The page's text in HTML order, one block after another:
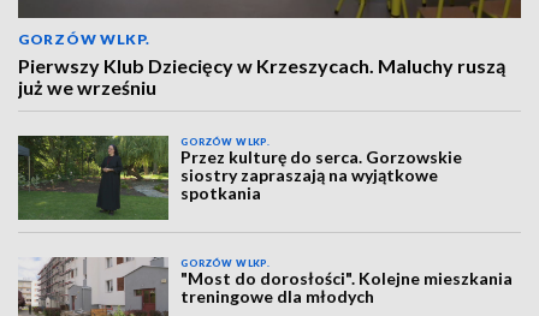
GORZÓW WLKP.
Pierwszy Klub Dziecięcy w Krzeszycach. Maluchy ruszą
już we wrześniu
GORZÓW WLKP.
Przez kulturę do serca. Gorzowskie
siostry zapraszają na wyjątkowe
spotkania
GORZÓW WLKP.
"Most do dorosłości". Kolejne mieszkania
treningowe dla młodych